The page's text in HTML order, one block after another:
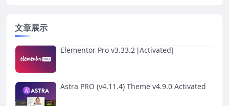
文章展示
Elementor Pro v3.33.2 [Activated]
Astra PRO (v4.11.4) Theme v4.9.0 Activated